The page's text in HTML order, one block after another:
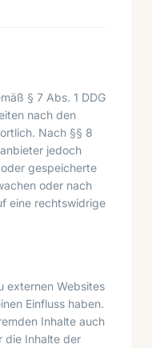
§ 7 Abs. 1 DDG
nach den
Nach §§ 8
jedoch
gespeicherte
oder nach
eine rechtswidrige
externen Websites
Einfluss haben.
Inhalte auch
die Inhalte der